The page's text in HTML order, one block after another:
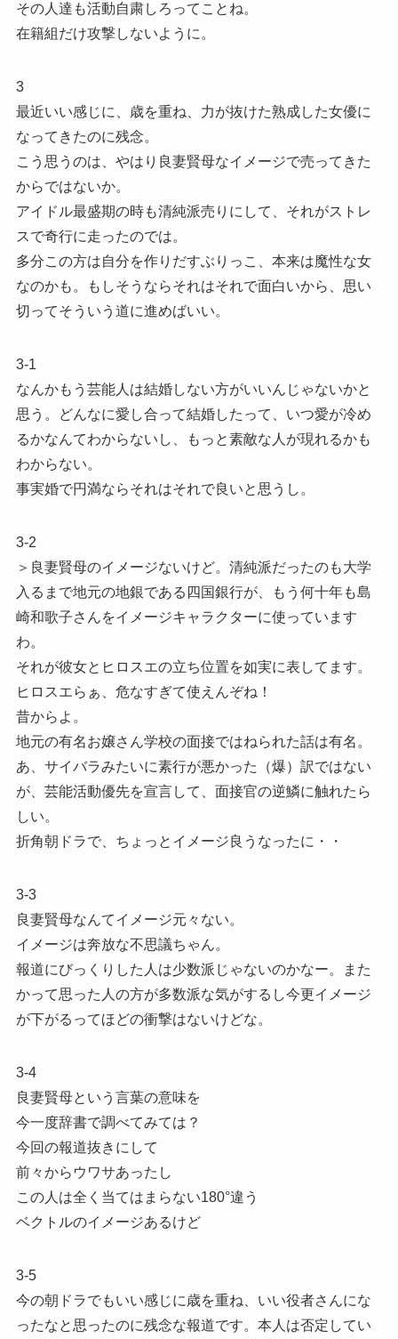
その人達も活動自粛しろってことね。
在籍組だけ攻撃しないように。
3
最近いい感じに、歳を重ね、力が抜けた熟成した女優に
なってきたのに残念。
こう思うのは、やはり良妻賢母なイメージで売ってきた
からではないか。
アイドル最盛期の時も清純派売りにして、それがストレ
スで奇行に走ったのでは。
多分この方は自分を作りだすぶりっこ、本来は魔性な女
なのかも。もしそうならそれはそれで面白いから、思い
切ってそういう道に進めばいい。
3-1
なんかもう芸能人は結婚しない方がいいんじゃないかと
思う。どんなに愛し合って結婚したって、いつ愛が冷め
るかなんてわからないし、もっと素敵な人が現れるかも
わからない。
事実婚で円満ならそれはそれで良いと思うし。
3-2
＞良妻賢母のイメージないけど。清純派だったのも大学
入るまで地元の地銀である四国銀行が、もう何十年も島
崎和歌子さんをイメージキャラクターに使っています
わ。
それが彼女とヒロスエの立ち位置を如実に表してます。
ヒロスエらぁ、危なすぎて使えんぞね！
昔からよ。
地元の有名お嬢さん学校の面接ではねられた話は有名。
あ、サイバラみたいに素行が悪かった（爆）訳ではない
が、芸能活動優先を宣言して、面接官の逆鱗に触れたら
しい。
折角朝ドラで、ちょっとイメージ良うなったに・・
3-3
良妻賢母なんてイメージ元々ない。
イメージは奔放な不思議ちゃん。
報道にびっくりした人は少数派じゃないのかなー。また
かって思った人の方が多数派な気がするし今更イメージ
が下がるってほどの衝撃はないけどな。
3-4
良妻賢母という言葉の意味を
今一度辞書で調べてみては？
今回の報道抜きにして
前々からウワサあったし
この人は全く当てはまらない180°違う
ベクトルのイメージあるけど
3-5
今の朝ドラでもいい感じに歳を重ね、いい役者さんにな
ったなと思ったのに残念な報道です。本人は否定してい